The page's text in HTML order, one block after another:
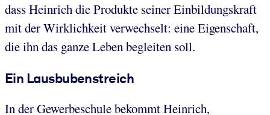
dass Heinrich die Produkte seiner Einbildungskraft
mit der Wirklichkeit verwechselt: eine Eigenschaft,
die ihn das ganze Leben begleiten soll.
Ein Lausbubenstreich
In der Gewerbeschule bekommt Heinrich,